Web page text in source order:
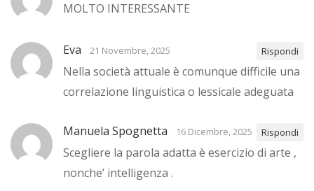
MOLTO INTERESSANTE
Eva 21 Novembre, 2025 Rispondi
Nella società attuale è comunque difficile una
correlazione linguistica o lessicale adeguata
Manuela Spognetta 16 Dicembre, 2025 Rispondi
Scegliere la parola adatta è esercizio di arte ,
nonche’ intelligenza .